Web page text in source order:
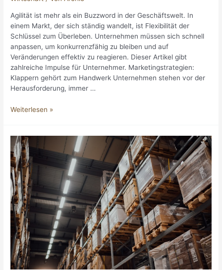
Agilität ist mehr als ein Buzzword in der Geschäftswelt. In
einem Markt, der sich ständig wandelt, ist Flexibilität der
Schlüssel zum Überleben. Unternehmen müssen sich schnell
anpassen, um konkurrenzfähig zu bleiben und auf
Veränderungen effektiv zu reagieren. Dieser Artikel gibt
zahlreiche Impulse für Unternehmer. Marketingstrategien:
Klappern gehört zum Handwerk Unternehmen stehen vor der
Herausforderung, immer …
Geschwindigkeit
Warum
Agilität
für
Unternehmen
heute
unerlässlich
ist
Weiterlesen »